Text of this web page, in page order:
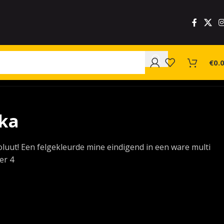
€
Een felgekleurde mine eindigend in een ware multi
4